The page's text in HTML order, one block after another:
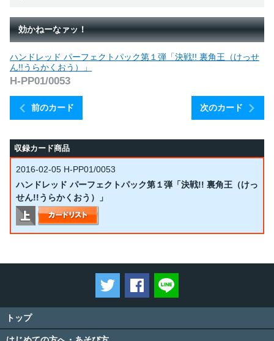
効かねーなァッ！
前のカード
ハンドレッド パーフェクトパック第１弾「決戦!! 裏角王（けっせ
ん!!うらかくおう）」
H-PP01/0053
次のカード
収録カード商品
2016-02-05 H-PP01/0053
ハンドレッド パーフェクトパック第１弾「決戦!! 裏角王（けっ
せん!!うらかくおう）」
ツイートするFacebookでシェアする
トップ